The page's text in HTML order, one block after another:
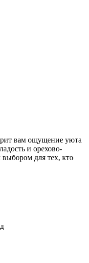
вам ощущение уюта
и орехово-
для тех, кто